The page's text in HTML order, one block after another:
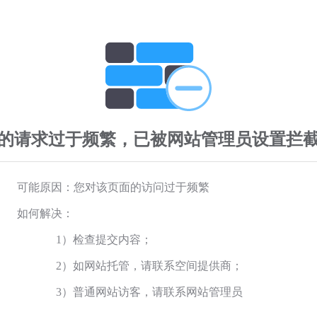
请求过于频繁，已被网站管理员设置拦
可能原因：您对该页面的访问过于频繁
如何解决：
1）检查提交内容；
2）如网站托管，请联系空间提供商；
3）普通网站访客，请联系网站管理员